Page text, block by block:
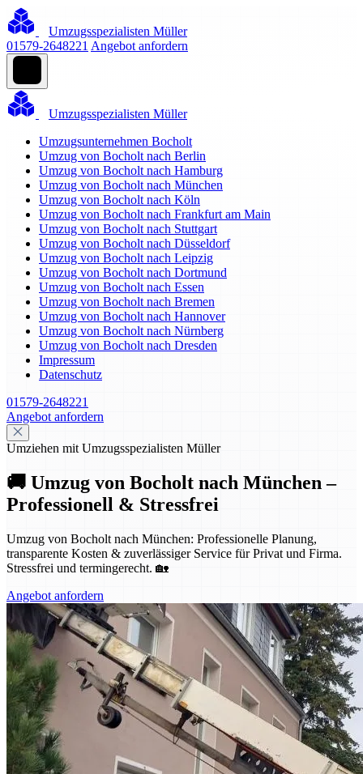
Umzugsspezialisten Müller
01579-2648221 Angebot anfordern
Umzugsspezialisten Müller
Umzugsunternehmen Bocholt
Umzug von Bocholt nach Berlin
Umzug von Bocholt nach Hamburg
Umzug von Bocholt nach München
Umzug von Bocholt nach Köln
Umzug von Bocholt nach Frankfurt am Main
Umzug von Bocholt nach Stuttgart
Umzug von Bocholt nach Düsseldorf
Umzug von Bocholt nach Leipzig
Umzug von Bocholt nach Dortmund
Umzug von Bocholt nach Essen
Umzug von Bocholt nach Bremen
Umzug von Bocholt nach Hannover
Umzug von Bocholt nach Nürnberg
Umzug von Bocholt nach Dresden
Impressum
Datenschutz
01579-2648221
Angebot anfordern
Umziehen mit Umzugsspezialisten Müller
🚚 Umzug von Bocholt nach München –
Professionell & Stressfrei
Umzug von Bocholt nach München: Professionelle Planung,
transparente Kosten & zuverlässiger Service für Privat und Firma.
Stressfrei und termingerecht. 🏡
Angebot anfordern